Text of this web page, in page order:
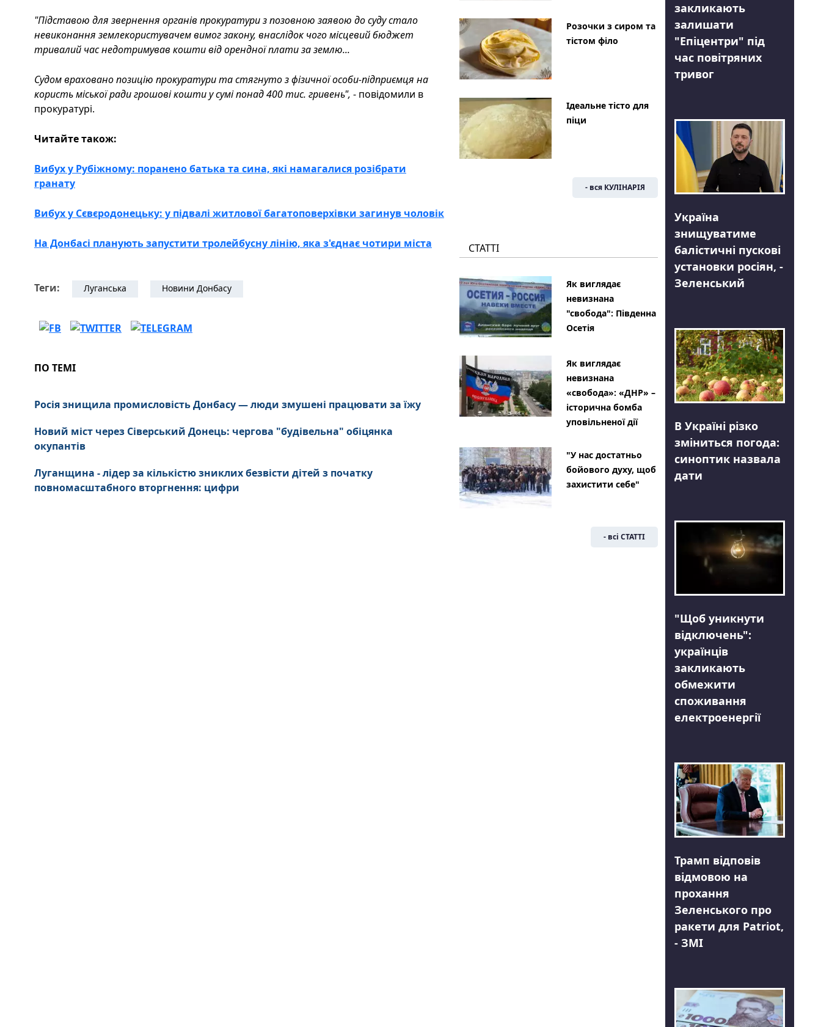
"Підставою для звернення органів прокуратури з позовною заявою до суду стало
невиконання землекористувачем вимог закону, внаслідок чого місцевий бюджет
тривалий час недотримував кошти від орендної плати за землю...
Судом враховано позицію прокуратури та стягнуто з фізичної особи-підприємця на
користь міської ради грошові кошти у сумі понад 400 тис. гривень", - повідомили в
прокуратурі.
Читайте також:
Вибух у Рубіжному: поранено батька та сина, які намагалися розібрати
гранату
Вибух у Сєвєродонецьку: у підвалі житлової багатоповерхівки загинув чоловік
На Донбасі планують запустити тролейбусну лінію, яка з'єднає чотири міста
Теги: Луганська Новини Донбасу
ПО ТЕМІ
Росія знищила промисловість Донбасу — люди змушені працювати за їжу
Новий міст через Сіверський Донець: чергова "будівельна" обіцянка
окупантів
Луганщина - лідер за кількістю зниклих безвісти дітей з початку
повномасштабного вторгнення: цифри
Розочки з сиром та
тістом філо
Ідеальне тісто для
піци
- вся КУЛІНАРІЯ
СТАТТІ
Як виглядає
невизнана
"свобода": Південна
Осетія
Як виглядає
невизнана
«свобода»: «ДНР» –
історична бомба
уповільненої дії
"У нас достатньо
бойового духу, щоб
захистити себе"
- всі СТАТТІ
закликають
залишати
"Епіцентри" під
час повітряних
тривог
Україна
знищуватиме
балістичні пускові
установки росіян, -
Зеленський
В Україні різко
зміниться погода:
синоптик назвала
дати
"Щоб уникнути
відключень":
українців
закликають
обмежити
споживання
електроенергії
Трамп відповів
відмовою на
прохання
Зеленського про
ракети для Patriot,
- ЗМІ